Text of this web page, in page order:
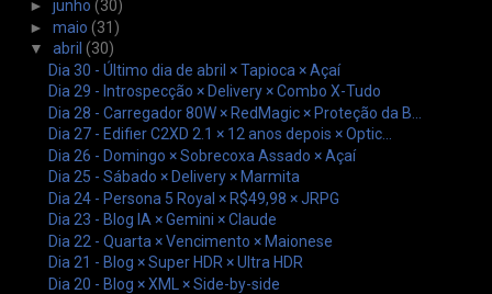
► junho (30)
► maio (31)
▼ abril (30)
Dia 30 - Último dia de abril × Tapioca × Açaí
Dia 29 - Introspecção × Delivery × Combo X-Tudo
Dia 28 - Carregador 80W × RedMagic × Proteção da B...
Dia 27 - Edifier C2XD 2.1 × 12 anos depois × Optic...
Dia 26 - Domingo × Sobrecoxa Assado × Açaí
Dia 25 - Sábado × Delivery × Marmita
Dia 24 - Persona 5 Royal × R$49,98 × JRPG
Dia 23 - Blog IA × Gemini × Claude
Dia 22 - Quarta × Vencimento × Maionese
Dia 21 - Blog × Super HDR × Ultra HDR
Dia 20 - Blog × XML × Side-by-side